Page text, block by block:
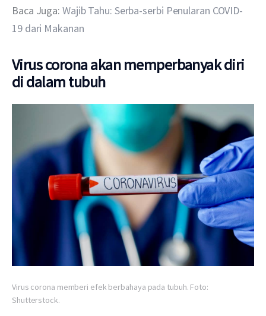
Baca Juga: Wajib Tahu: Serba-serbi Penularan COVID-
19 dari Makanan
Viruscorona akan memperbanyak diri
di dalam tubuh
Virus corona memberi efek berbahaya pada tubuh. Foto:
Shutterstock.